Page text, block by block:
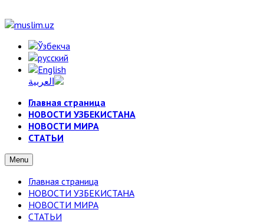
Главная страница
НОВОСТИ УЗБЕКИСТАНА
НОВОСТИ МИРА
СТАТЬИ
Menu
Главная страница
НОВОСТИ УЗБЕКИСТАНА
НОВОСТИ МИРА
СТАТЬИ